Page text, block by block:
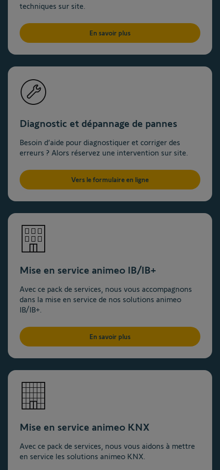
techniques sur site.
En savoir plus
Diagnostic et dépannage de pannes
Besoin d’aide pour diagnostiquer et corriger des
erreurs ? Alors réservez une intervention sur site.
Vers le formulaire en ligne
Mise en service animeo IB/IB+
Avec ce pack de services, nous vous accompagnons
dans la mise en service de nos solutions animeo
IB/IB+.
En savoir plus
Mise en service animeo KNX
Avec ce pack de services, nous vous aidons à mettre
en service les solutions animeo KNX.